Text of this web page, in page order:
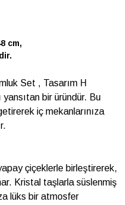
cm,
Set , Tasarım H
yansıtan bir üründür. Bu
iç mekanlarınıza
çiçeklerle birleştirerek,
Kristal taşlarla süslenmiş
lüks bir atmosfer